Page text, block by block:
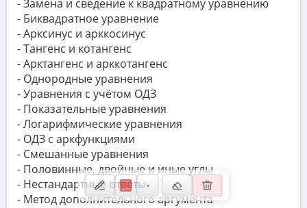
ДЗ квадратные и биквадратные
Арксинусы и арккосинусы
ДЗ арксинусы и арккосинусы
Тангенс и котангенс
Однородные тригонометрические уравнения
- Замена и сведение к квадратному уравнению
- Биквадратное уравнение
- Арксинус и арккосинус
- Тангенс и котангенс
- Арктангенс и арккотангенс
​- Однородные уравнения
- Уравнения с учётом ОДЗ
- Показательные уравнения
- Логарифмические уравнения
- ОДЗ с аркфункциями
- Смешанные уравнения
- Половинные, двойные и иные углы
- Нестандартные ответы
- Метод дополнительного аргумента